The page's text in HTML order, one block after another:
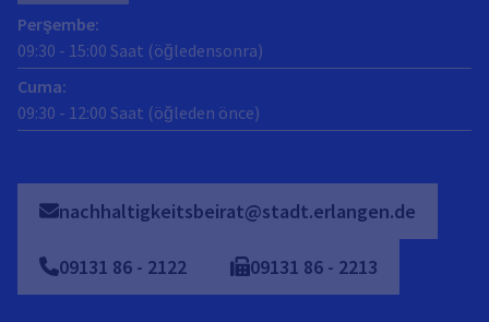
Perşembe:
09:30 - 15:00 Saat (öğledensonra)
Cuma:
09:30 - 12:00 Saat (öğleden önce)
nachhaltigkeitsbeirat@stadt.erlangen.de
09131 86 - 2122 09131 86 - 2213